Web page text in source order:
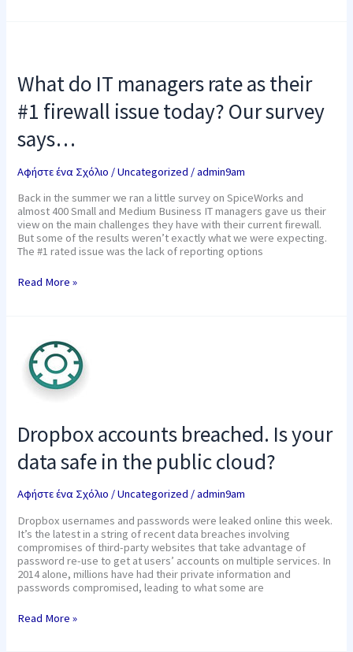
What do IT managers rate as their
#1 firewall issue today? Our survey
says…
Αφήστε ένα Σχόλιο /Uncategorized /admin9am
Back in the summer we ran a little survey on SpiceWorks and
almost 400 Small and Medium Business IT managers gave us their
view on the main challenges they have with their current firewall.
But some of the results weren’t exactly what we were expecting.
The #1 rated issue was the lack of reporting options
managers
as
#1
firewall
issue
today?
Our
survey
says…
Read More »
Dropbox accounts breached. Ιs your
data safe in the public cloud?
Αφήστε ένα Σχόλιο /Uncategorized /admin9am
Dropbox usernames and passwords were leaked online this week.
It’s the latest in a string of recent data breaches involving
compromises of third-party websites that take advantage of
password re-use to get at users’ accounts on multiple services. In
2014 alone, millions have had their private information and
passwords compromised, leading to what some are
Dropbox
accounts
breached.
your
in
the
public
cloud?
Read More »